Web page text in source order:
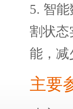
5. 智
割状态
能，减
主要